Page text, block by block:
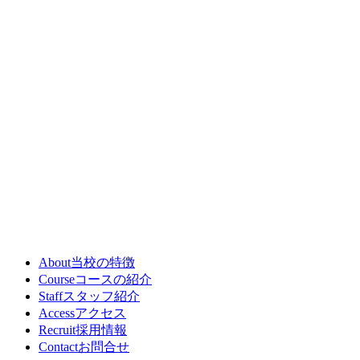
About当校の特徴
Courseコースの紹介
Staffスタッフ紹介
Accessアクセス
Recruit採用情報
Contactお問合せ